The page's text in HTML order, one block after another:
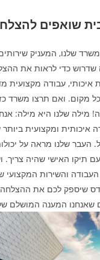
שואפים
שלנו, המעניק
כדי לראות את
איכותי, עבודה מקצועית
מקום. ואם תרצו משרד
שלנו היא מילה:
איכותית ומקצועית
העבר שלנו מראה על
תיקו האישי שהיה צריך.
והשירות המקצועי
שיספק לכם את ההצלחה
שאנחנו המענה המושלם